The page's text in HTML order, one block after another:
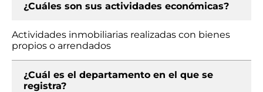
¿Cuáles son sus actividades económicas?
Actividades inmobiliarias realizadas con bienes
propios o arrendados
¿Cuál es el departamento en el que se
registra?